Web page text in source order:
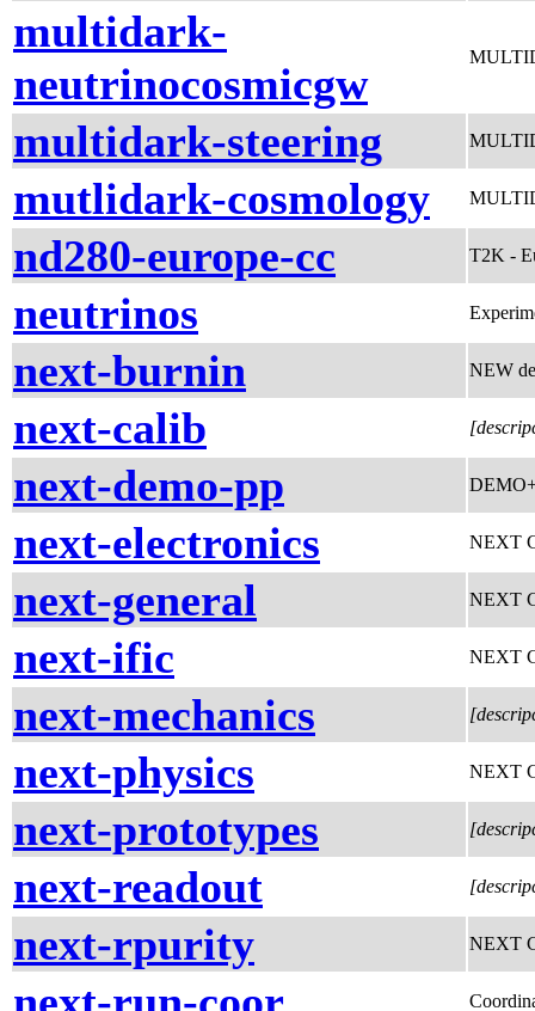
multidark-
neutrinocosmicgw
multidark-steering
mutlidark-cosmology
nd280-europe-cc T2K -
neutrinos
next-burnin NEW
next-calib
next-demo-pp
next-electronics NEXT
next-general NEXT
next-ific NEXT
next-mechanics
next-physics NEXT
next-prototypes
next-readout
next-rpurity NEXT